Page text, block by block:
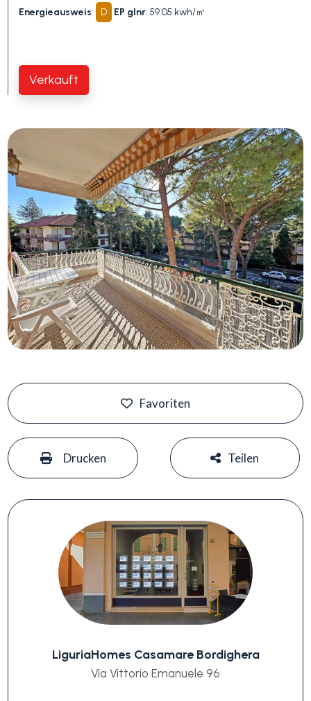
Energieausweis: D EP glnr: 59.05 kwh/㎡
Verkauft
Favoriten
Drucken Teilen
LiguriaHomes Casamare Bordighera
Via Vittorio Emanuele 96
Balkon / Terrasse